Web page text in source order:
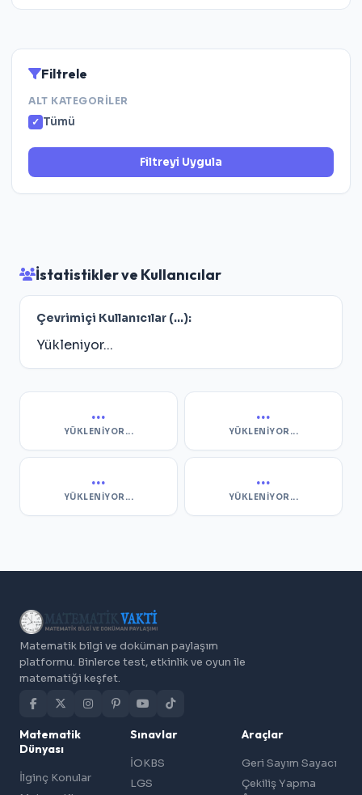
Filtrele
ALT KATEGORILER
Tümü
Filtreyi Uygula
İstatistikler ve Kullanıcılar
Çevrimiçi Kullanıcılar (...):
Yükleniyor...
...
YÜKLENIYOR...
...
YÜKLENIYOR...
...
YÜKLENIYOR...
...
YÜKLENIYOR...
Matematik bilgi ve doküman paylaşım
platformu. Binlerce test, etkinlik ve oyun ile
matematiği keşfet.
Matematik
Dünyası
İlginç Konular
Sınavlar
İOKBS
LGS
Araçlar
Geri Sayım Sayacı
Çekiliş Yapma